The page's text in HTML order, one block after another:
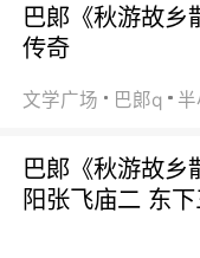
巴郞《秋游故乡
传奇
文学广场 巴郞q
巴郞《秋游故乡
阳张飞庙二 东